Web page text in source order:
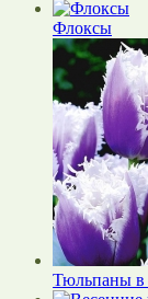
Флоксы
Тюльпаны в